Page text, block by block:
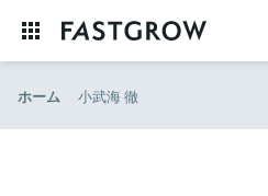
ホーム 小武海 徹